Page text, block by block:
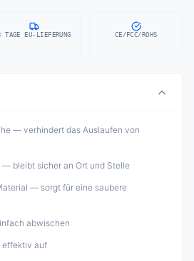
TAGE EU-LIEFERUNG CE/FCC/ROHS
— verhindert das Auslaufen von
— bleibt sicher an Ort und Stelle
— sorgt für eine saubere
abwischen
effektiv auf